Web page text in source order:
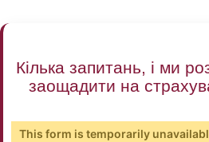
Кілька запитань, і ми
заощадити на
This form is temporarily